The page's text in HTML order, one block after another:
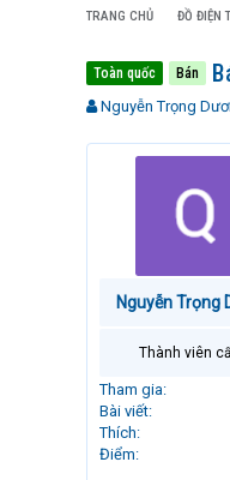
TRANG CHỦ ĐỒ ĐIỆN
Toàn quốc Bán
T
r
Nguyễn Trọng
Nguyễn Trọng
Thành viên
Tham gia
Bài viết
Thích
Điểm